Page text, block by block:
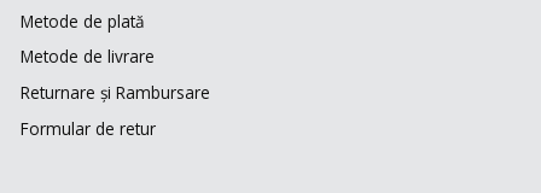
Metode de plată
Metode de livrare
Returnare și Rambursare
Formular de retur